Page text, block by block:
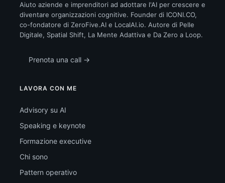
Aiuto aziende e imprenditori ad adottare l'AI per crescere e
diventare organizzazioni cognitive. Founder di ICONI.CO,
co-fondatore di ZeroFive.AI e LocalAI.io. Autore di Pelle
Digitale, Spatial Shift, La Mente Adattiva e Da Zero a Loop.
Prenota una call →
LAVORA CON ME
Advisory su AI
Speaking e keynote
Formazione executive
Chi sono
Pattern operativo